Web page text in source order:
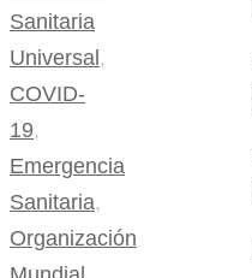
Sanitaria
Universal ,
COVID-
19,
Emergencia
Sanitaria,
Organización